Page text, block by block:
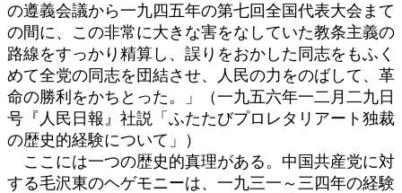
の遵義会議から一九四五年の第七回全国代表大会まて
の間に、この非常に大きな害をなしていた教条主義の
路線をすっかり精算し、誤りをおかした同志をもふく
めて全党の同志を団結させ、人民の力をのばして、革
命の勝利をかちとった。」（一九五六年一二月二九日
号『人民日報』社説「ふたたびプロレタリアート独裁
の歴史的経験について」）
ここには一つの歴史的真理がある。中国共産党に対
する毛沢東のヘゲモニーは、一九三一～三四年の経験